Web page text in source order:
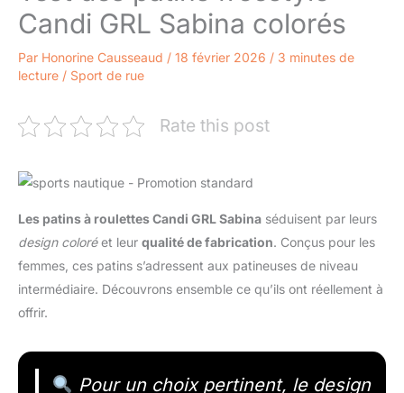
Candi GRL Sabina colorés
Par Honorine Causseaud / 18 février 2026 / 3 minutes de
lecture / Sport de rue
Rate this post
Les patins à roulettes Candi GRL Sabina séduisent par leurs
design coloréet leur qualité de fabrication. Conçus pour les
femmes, ces patins s’adressent aux patineuses de niveau
intermédiaire. Découvrons ensemble ce qu’ils ont réellement à
offrir.
Pour un choix pertinent, le design